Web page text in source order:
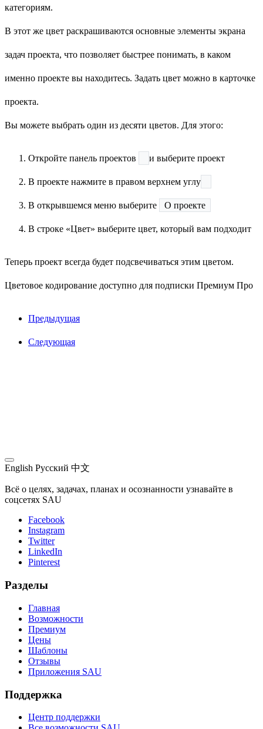
категориям.
В этот же цвет раскрашиваются основные элементы экрана
задач проекта, что позволяет быстрее понимать, в каком
именно проекте вы находитесь. Задать цвет можно в карточке
проекта.
Вы можете выбрать один из десяти цветов. Для этого:
Откройте панель проектов и выберите проект
В проекте нажмите в правом верхнем углу
В открывшемся меню выберите О проекте
В строке «Цвет» выберите цвет, который вам подходит
Теперь проект всегда будет подсвечиваться этим цветом.
Цветовое кодирование доступно для подписки Премиум Про
Предыдущая
Следующая
English Русский 中文
Всё о целях, задачах, планах и осознанности узнавайте в
соцсетях SAU
Facebook
Instagram
Twitter
LinkedIn
Pinterest
Разделы
Главная
Возможности
Премиум
Цены
Шаблоны
Отзывы
Приложения SAU
Поддержка
Центр поддержки